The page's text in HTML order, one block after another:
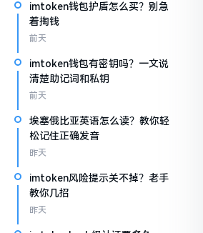
imtoken钱包护盾怎么买？别急
着掏钱
前天
imtoken钱包有密钥吗？一文说
清楚助记词和私钥
前天
埃塞俄比亚英语怎么读？教你轻
松记住正确发音
昨天
imtoken风险提示关不掉？老手
教你几招
昨天